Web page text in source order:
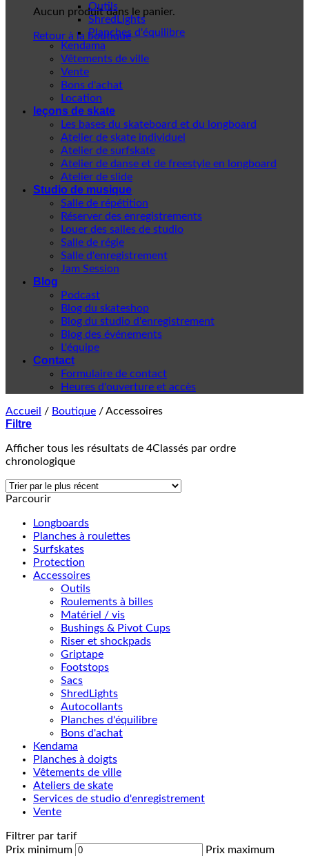
Aucun produit dans le panier.
Retour à la boutique
Outils
ShredLights
Planches d'équilibre
Kendama
Vêtements de ville
Vente
Bons d'achat
Location
leçons de skate
Les bases du skateboard et du longboard
Atelier de skate individuel
Atelier de surfskate
Atelier de danse et de freestyle en longboard
Atelier de slide
Studio de musique
Salle de répétition
Réserver des enregistrements
Louer des salles de studio
Salle de régie
Salle d'enregistrement
Jam Session
Blog
Podcast
Blog du skateshop
Blog du studio d'enregistrement
Blog des événements
L'équipe
Contact
Formulaire de contact
Heures d'ouverture et accès
Accueil / Boutique /Accessoires
Filtre
Afficher tous les résultats de 4Classés par ordre
chronologique
Parcourir
Longboards
Planches à roulettes
Surfskates
Protection
Accessoires
Outils
Roulements à billes
Matériel / vis
Bushings & Pivot Cups
Riser et shockpads
Griptape
Footstops
Sacs
ShredLights
Autocollants
Planches d'équilibre
Bons d'achat
Kendama
Planches à doigts
Vêtements de ville
Ateliers de skate
Services de studio d'enregistrement
Vente
Filtrer par tarif
Prix minimum
Prix maximum